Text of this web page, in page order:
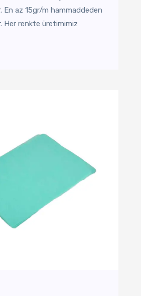
En az 15gr/m hammaddeden
Her renkte üretimimiz